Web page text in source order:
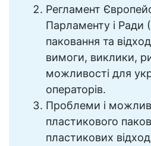
Регламент
Парламенту і
паковання та
вимоги, виклики,
можливості для
операторів.
Проблеми і
пластикового
пластикових